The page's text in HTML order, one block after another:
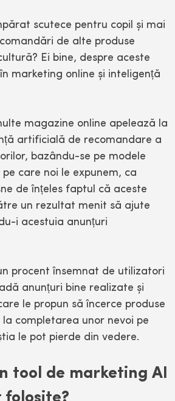
scutece pentru copil și mai
de alte produse
Ei bine, despre aceste
marketing online și inteligență
magazine online apelează la
artificială de recomandare a
bazându-se pe modele
care noi le expunem, ca
de înțeles faptul că aceste
un rezultat menit să ajute
i acestuia anunțuri
procent însemnat de utilizatori
anunțuri bine realizate și
le propun să încerce produse
completarea unor nevoi pe
le pot pierde din vedere.
tool de marketing AI